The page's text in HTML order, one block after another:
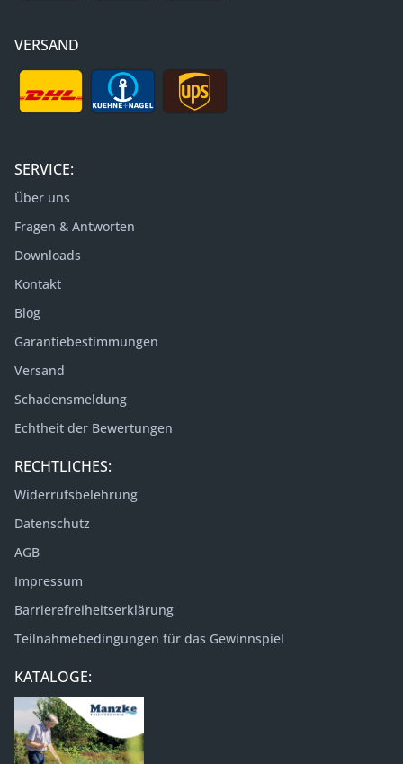
VERSAND
SERVICE:
Über uns
Fragen & Antworten
Downloads
Kontakt
Blog
Garantiebestimmungen
Versand
Schadensmeldung
Echtheit der Bewertungen
RECHTLICHES:
Widerrufsbelehrung
Datenschutz
AGB
Impressum
Barrierefreiheitserklärung
Teilnahmebedingungen für das Gewinnspiel
KATALOGE: